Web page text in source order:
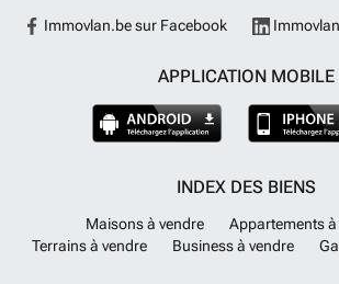
Immovlan.be sur Facebook
APPLICATION MOBILE
INDEX DES BIENS
Maisons à vendre
Appartements à
Terrains à vendre
Business à vendre